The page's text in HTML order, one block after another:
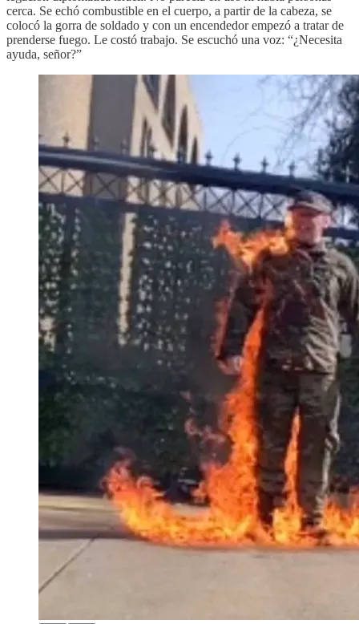
cerca. Se echó combustible en el cuerpo, a partir de la cabeza, se
colocó la gorra de soldado y con un encendedor empezó a tratar de
prenderse fuego. Le costó trabajo. Se escuchó una voz: “¿Necesita
ayuda, señor?”